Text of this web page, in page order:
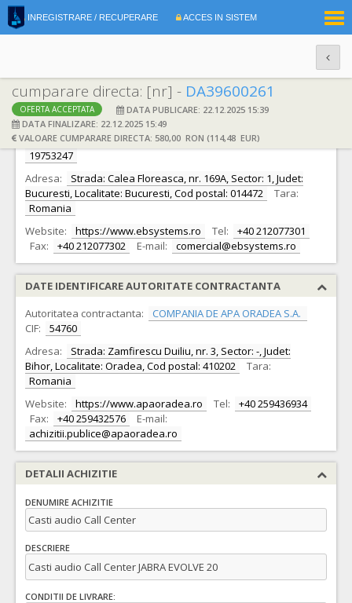
INREGISTRARE / RECUPERARE ACCES IN SISTEM
cumparare directa: [nr] - DA39600261
OFERTA ACCEPTATA
DATA PUBLICARE: 22.12.2025 15:39
DATA FINALIZARE: 22.12.2025 15:49
VALOARE CUMPARARE DIRECTA: 580,00 RON (114,48 EUR)
DATE IDENTIFICARE OFERTANT
Ofertant: S.C. ENTERPRISE BUSINESS SYSTEMS S.R.L.
19753247
Adresa:
Strada: Calea Floreasca, nr. 169A, Sector: 1, Judet:
Bucuresti, Localitate: Bucuresti, Cod postal: 014472
Tara:
Romania
Website:
https://www.ebsystems.ro Tel:
+40 212077301
Fax:
+40 212077302 E-mail: comercial@ebsystems.ro
DATE IDENTIFICARE AUTORITATE CONTRACTANTA
Autoritatea contractanta:
COMPANIA DE APA ORADEA S.A.
CIF:
54760
Adresa:
Strada: Zamfirescu Duiliu, nr. 3, Sector: -, Judet:
Bihor, Localitate: Oradea, Cod postal: 410202
Tara:
Romania
Website:
https://www.apaoradea.ro Tel:
+40 259436934
Fax:
+40 259432576
E-mail:
achizitii.publice@apaoradea.ro
DETALII ACHIZITIE
DENUMIRE ACHIZITIE
Casti audio Call Center
DESCRIERE
Casti audio Call Center JABRA EVOLVE 20
CONDITII DE LIVRARE: